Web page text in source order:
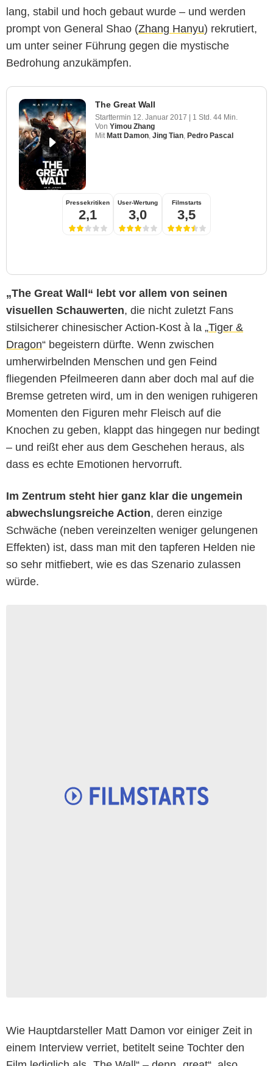
lang, stabil und hoch gebaut wurde – und werden
prompt von General Shao (Zhang Hanyu) rekrutiert,
um unter seiner Führung gegen die mystische
Bedrohung anzukämpfen.
The Great Wall
Starttermin 12. Januar 2017 | 1 Std. 44 Min.
Von Yimou Zhang
Mit Matt Damon Jing Tian Pedro Pascal
Pressekritiken
2,1
User-Wertung
3,0
Filmstarts
3,5
„The Great Wall“ lebt vor allem von seinen
visuellen Schauwerten, die nicht zuletzt Fans
stilsicherer chinesischer Action-Kost à la „Tiger &
Dragon“ begeistern dürfte. Wenn zwischen
umherwirbelnden Menschen und gen Feind
fliegenden Pfeilmeeren dann aber doch mal auf die
Bremse getreten wird, um in den wenigen ruhigeren
Momenten den Figuren mehr Fleisch auf die
Knochen zu geben, klappt das hingegen nur bedingt
– und reißt eher aus dem Geschehen heraus, als
dass es echte Emotionen hervorruft.
Im Zentrum steht hier ganz klar die ungemein
abwechslungsreiche Action, deren einzige
Schwäche (neben vereinzelten weniger gelungenen
Effekten) ist, dass man mit den tapferen Helden nie
so sehr mitfiebert, wie es das Szenario zulassen
würde.
Wie Hauptdarsteller Matt Damon vor einiger Zeit in
einem Interview verriet, betitelt seine Tochter den